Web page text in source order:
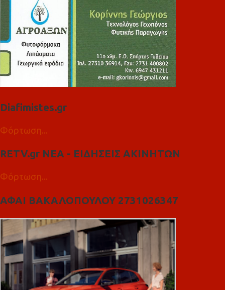
Diafimistes.gr
Φόρτωση...
RETV.gr ΝΕΑ - ΕΙΔΗΣΕΙΣ ΑΚΙΝΗΤΩΝ
Φόρτωση...
ΑΦΑΙ ΒΑΚΑΛΟΠΟΥΛΟΥ 2731026347